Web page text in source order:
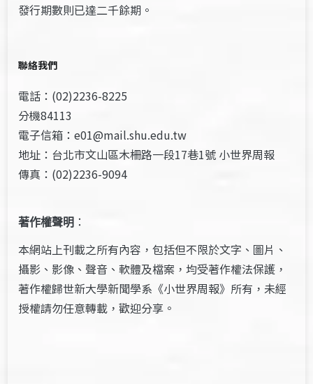
發行期數則已達二千餘期。
聯絡我們
電話：(02)2236-8225
分機84113
電子信箱：e01@mail.shu.edu.tw
地址：台北市文山區木柵路一段17巷1號 小世界周報
傳真：(02)2236-9094
著作權聲明 ：
本網站上刊載之所有內容，包括但不限於文字、圖片、
攝影、影像、聲音、軟體及檔案，均受著作權法保護，
著作權歸世新大學新聞學系《小世界周報》所有，未經
授權請勿任意轉載，歡迎分享。